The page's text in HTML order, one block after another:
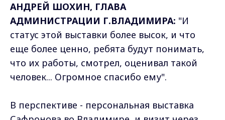
АНДРЕЙ ШОХИН, ГЛАВА
АДМИНИСТРАЦИИ Г.ВЛАДИМИРА: "И
статус этой выставки более высок, и что
еще более ценно, ребята будут понимать,
что их работы, смотрел, оценивал такой
человек... Огромное спасибо ему".
В перспективе - персональная выставка